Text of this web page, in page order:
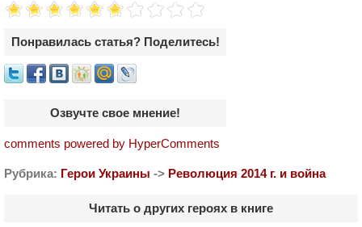
Понравилась статья? Поделитесь!
Озвучте свое мнение!
comments powered by HyperComments
Рубрика: Герои Украины -> Революция 2014 г. и война
Читать о других героях в книге